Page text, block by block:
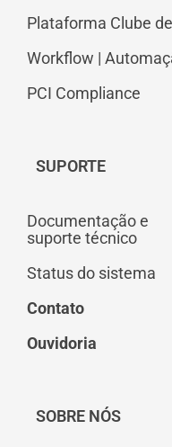
Plataforma Clube
Workflow |
PCI Compliance
SUPORTE
Documentação e
suporte técnico
Status do sistema
Contato
Ouvidoria
SOBRE NÓS